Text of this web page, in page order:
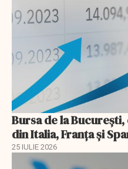
Bursa de la
din Italia, Franța și
25 IULIE 2026